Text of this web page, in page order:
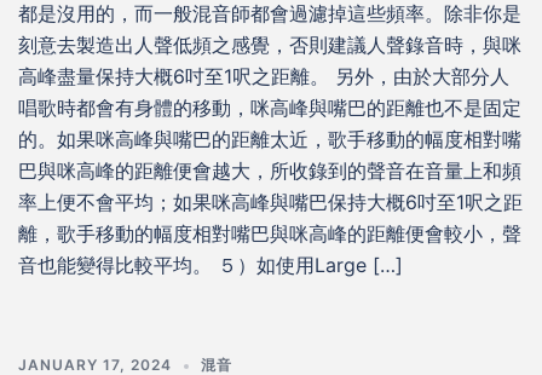
都是沒用的，而一般混音師都會過濾掉這些頻率。除非你是
刻意去製造出人聲低頻之感覺，否則建議人聲錄音時，與咪
高峰盡量保持大概6吋至1呎之距離。 另外，由於大部分人
唱歌時都會有身體的移動，咪高峰與嘴巴的距離也不是固定
的。如果咪高峰與嘴巴的距離太近，歌手移動的幅度相對嘴
巴與咪高峰的距離便會越大，所收錄到的聲音在音量上和頻
率上便不會平均；如果咪高峰與嘴巴保持大概6吋至1呎之距
離，歌手移動的幅度相對嘴巴與咪高峰的距離便會較小，聲
音也能變得比較平均。 ５）如使用Large […]
JANUARY 17, 2024 混音